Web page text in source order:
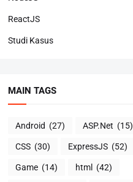
ReactJS
Studi Kasus
MAIN TAGS
Android (27) ASP.Net (15)
CSS (30) ExpressJS (52)
Game (14) html (42)